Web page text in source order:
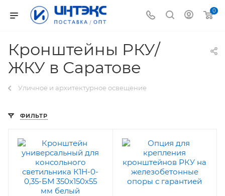
0
Кронштейны РКУ/
ЖКУ в Саратове
Уличное и архитектурное освещение
ФИЛЬТР